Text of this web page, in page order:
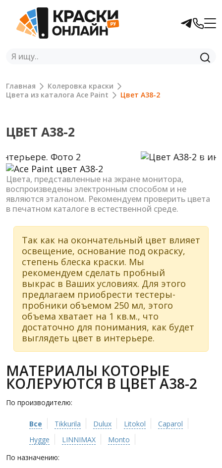
Главная
Колеровка краски
Цвета из каталога Ace Paint
Цвет A38-2
ЦВЕТ A38-2
Previous Next
Цвета, представленные на экране монитора,
воспроизведены электронным способом и не
являются эталоном. Рекомендуем проверить цвета
в печатном каталоге в естественной среде.
Так как на окончательный цвет влияет
освещение, основание под окраску,
степень блеска краски. Мы
рекомендуем сделать пробный
выкрас в Ваших условиях. Для этого
предлагаем приобрести тестеры-
пробники объемом 250 мл, этого
объема хватает на 1 кв.м., что
достаточно для понимания, как будет
выглядеть цвет в интерьере.
МАТЕРИАЛЫ КОТОРЫЕ
КОЛЕРУЮТСЯ В ЦВЕТ A38-2
По производителю:
Все Tikkurila Dulux Litokol
Caparol
Hygge
LINNIMAX
Monto
По назначению: